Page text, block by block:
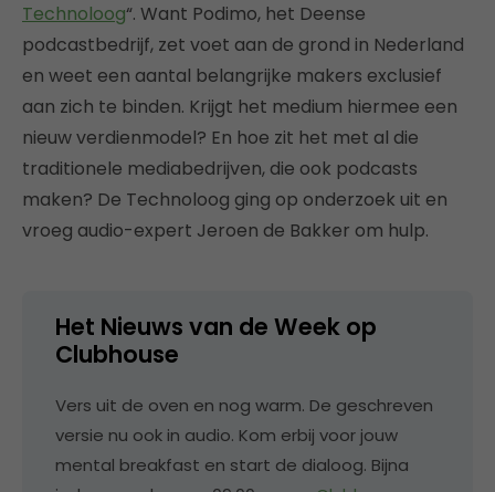
Technoloog“. Want Podimo, het Deense
podcastbedrijf, zet voet aan de grond in Nederland
en weet een aantal belangrijke makers exclusief
aan zich te binden. Krijgt het medium hiermee een
nieuw verdienmodel? En hoe zit het met al die
traditionele mediabedrijven, die ook podcasts
maken? De Technoloog ging op onderzoek uit en
vroeg audio-expert Jeroen de Bakker om hulp.
Het Nieuws van de Week op
Clubhouse
Vers uit de oven en nog warm. De geschreven
versie nu ook in audio. Kom erbij voor jouw
mental breakfast en start de dialoog. Bijna